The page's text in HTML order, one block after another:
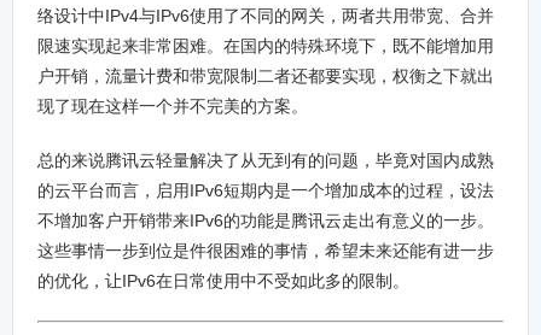
络设计中IPv4与IPv6使用了不同的网关，两者共用带宽、合并
限速实现起来非常困难。在国内的特殊环境下，既不能增加用
户开销，流量计费和带宽限制二者还都要实现，权衡之下就出
现了现在这样一个并不完美的方案。
总的来说腾讯云轻量解决了从无到有的问题，毕竟对国内成熟
的云平台而言，启用IPv6短期内是一个增加成本的过程，设法
不增加客户开销带来IPv6的功能是腾讯云走出有意义的一步。
这些事情一步到位是件很困难的事情，希望未来还能有进一步
的优化，让IPv6在日常使用中不受如此多的限制。